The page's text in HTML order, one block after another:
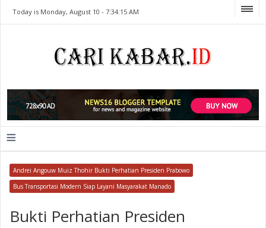
Today is Monday, August 10 -7:34:15 AM
≡
Andrei Angouw Muiz Thohir Bukti Perhatian Presiden Prabowo
Bus Transportasi Modern Siap Layani Masyarakat Manado
Bukti Perhatian Presiden